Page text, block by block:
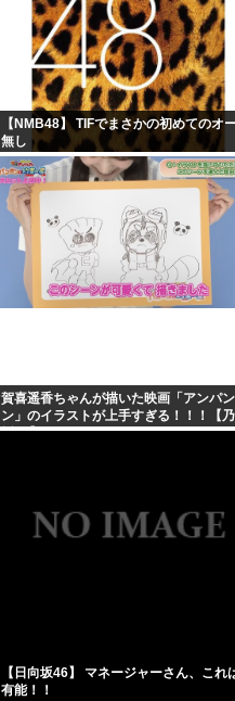
【NMB48】 TIFでまさかの初めてのオ
無し
賀喜遥香ちゃんが描いた映画「アンパ
ン」のイラストが上手すぎる！！！【
坂46】
【日向坂46】 マネージャーさん、これ
有能！！